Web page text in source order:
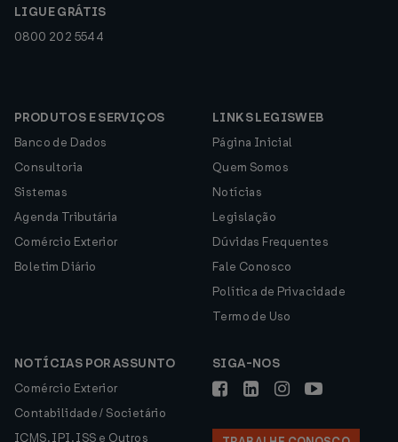
LIGUE GRÁTIS
0800 202 5544
PRODUTOS E SERVIÇOS
Banco de Dados
Consultoria
Sistemas
Agenda Tributária
Comércio Exterior
Boletim Diário
LINKS LEGISWEB
Página Inicial
Quem Somos
Notícias
Legislação
Dúvidas Frequentes
Fale Conosco
Política de Privacidade
Termo de Uso
NOTÍCIAS POR ASSUNTO
Comércio Exterior
Contabilidade / Societário
ICMS, IPI, ISS e Outros
SIGA-NOS